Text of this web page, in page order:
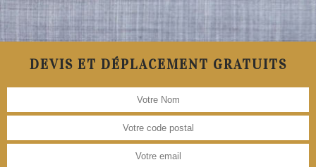
DEVIS ET DÉPLACEMENT GRATUITS